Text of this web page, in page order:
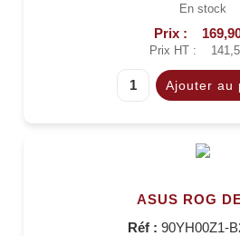
En stock
Prix :
Prix HT :
ASUS ROG
Réf : 90YH00Z1-